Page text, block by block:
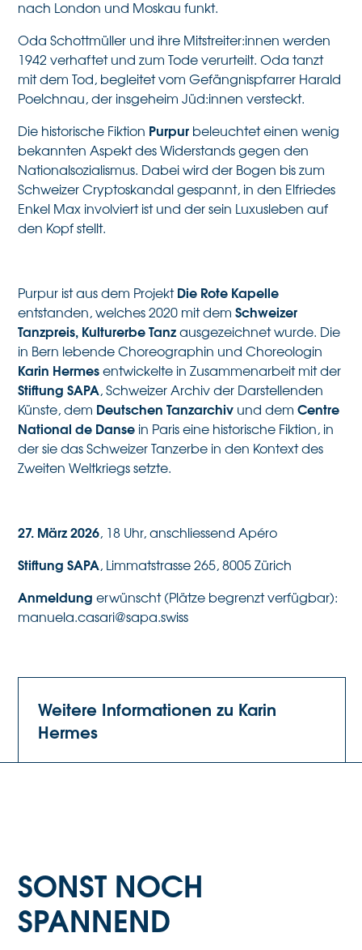
nach London und Moskau funkt.
Oda Schottmüller und ihre Mitstreiter:innen werden
1942 verhaftet und zum Tode verurteilt. Oda tanzt
mit dem Tod, begleitet vom Gefängnispfarrer Harald
Poelchnau, der insgeheim Jüd:innen versteckt.
Die historische Fiktion Purpur beleuchtet einen wenig
bekannten Aspekt des Widerstands gegen den
Nationalsozialismus. Dabei wird der Bogen bis zum
Schweizer Cryptoskandal gespannt, in den Elfriedes
Enkel Max involviert ist und der sein Luxusleben auf
den Kopf stellt.
Purpur ist aus dem ProjektDie Rote Kapelle
entstanden, welches 2020 mit demSchweizer
Tanzpreis, Kulturerbe Tanzausgezeichnet wurde. Die
in Bern lebende Choreographin und Choreologin
Karin Hermesentwickelte in Zusammenarbeit mit der
Stiftung SAPA, Schweizer Archiv der Darstellenden
Künste, dem Deutschen Tanzarchiv und demCentre
National de Danse in Paris eine historische Fiktion, in
der sie das Schweizer Tanzerbe in den Kontext des
Zweiten Weltkriegs setzte.
27. März 2026, 18 Uhr, anschliessend Apéro
Stiftung SAPA, Limmatstrasse 265, 8005 Zürich
Anmeldungerwünscht (Plätze begrenzt verfügbar):
manuela.casari@sapa.swiss
Weitere Informationen zu Karin
Hermes
SONST NOCH
SPANNEND